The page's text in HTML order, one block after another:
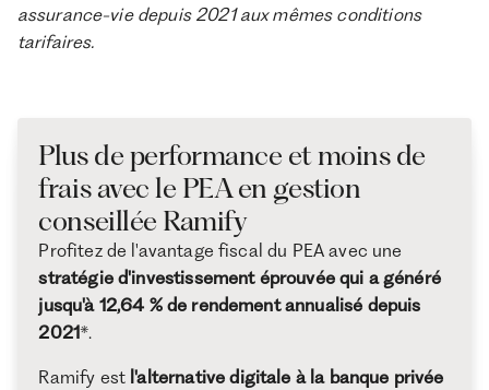
assurance-vie depuis 2021 aux mêmes conditions
tarifaires.
Plus de performance et moins de
frais avec le PEA en gestion
conseillée Ramify
Profitez de l'avantage fiscal du PEA avec une
stratégie d'investissement éprouvée qui a généré
jusqu'à 12,64 % de rendement annualisé depuis
2021*.
Ramify est l'alternative digitale à la banque privée